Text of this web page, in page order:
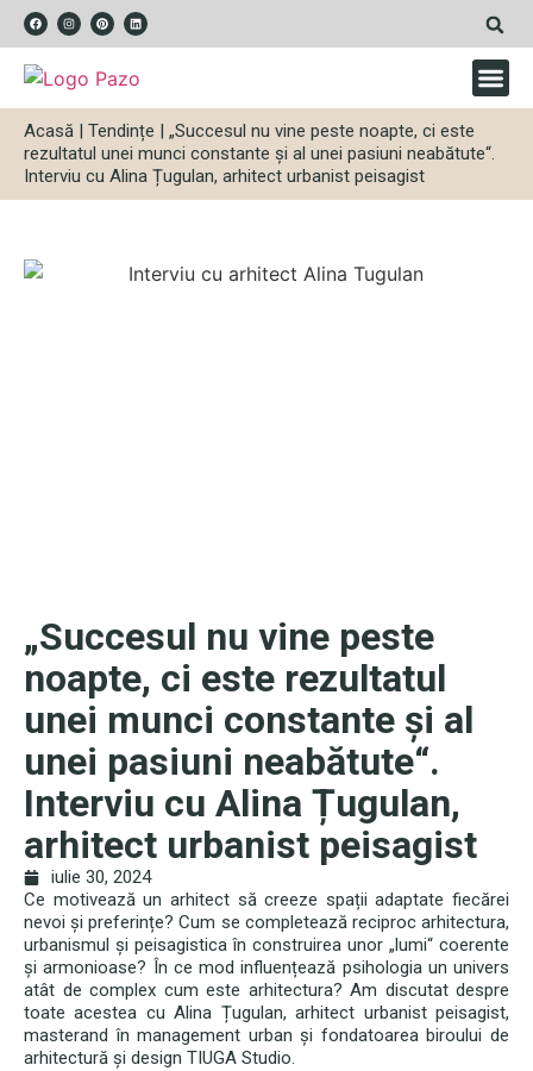
Acasă | Tendințe | „Succesul nu vine peste noapte, ci este
rezultatul unei munci constante și al unei pasiuni neabătute“.
Interviu cu Alina Țugulan, arhitect urbanist peisagist
„Succesul nu vine peste
noapte, ci este rezultatul
unei munci constante și al
unei pasiuni neabătute“.
Interviu cu Alina Țugulan,
arhitect urbanist peisagist
iulie 30, 2024
Ce motivează un arhitect să creeze spații adaptate fiecărei
nevoi și preferințe? Cum se completează reciproc arhitectura,
urbanismul și peisagistica în construirea unor „lumi“ coerente
și armonioase? În ce mod influențează psihologia un univers
atât de complex cum este arhitectura? Am discutat despre
toate acestea cu Alina Țugulan, arhitect urbanist peisagist,
masterand în management urban și fondatoarea biroului de
arhitectură și design TIUGA Studio.